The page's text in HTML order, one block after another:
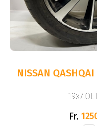
NISSAN
Fr.